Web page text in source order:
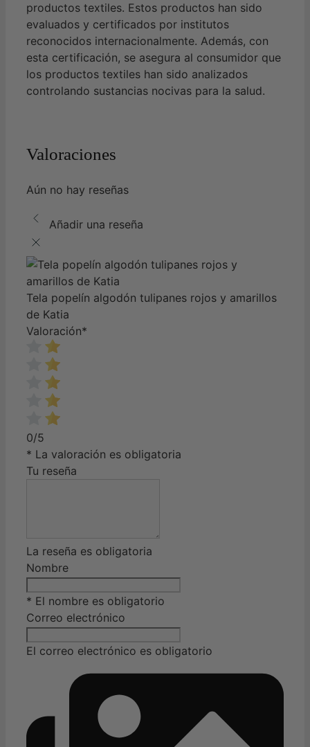
productos textiles. Estos productos han sido
evaluados y certificados por institutos
reconocidos internacionalmente. Además, con
esta certificación, se asegura al consumidor que
los productos textiles han sido analizados
controlando sustancias nocivas para la salud.
Valoraciones
Aún no hay reseñas
Añadir una reseña
Tela popelín algodón tulipanes rojos y amarillos
de Katia
Valoración*
0/5
* La valoración es obligatoria
Tu reseña
La reseña es obligatoria
Nombre
* El nombre es obligatorio
Correo electrónico
El correo electrónico es obligatorio